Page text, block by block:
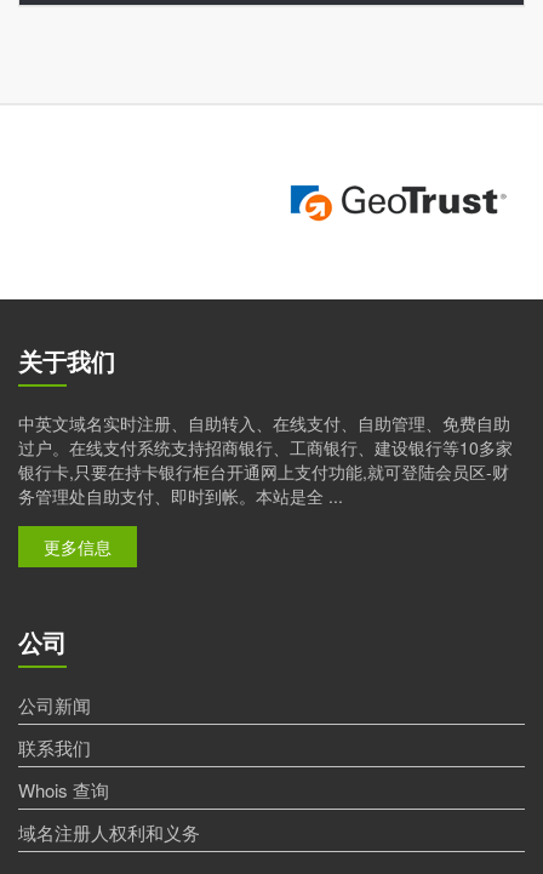
关于我们
中英文域名实时注册、自助转入、在线支付、自助管理、免费自助
过户。在线支付系统支持招商银行、工商银行、建设银行等10多家
银行卡,只要在持卡银行柜台开通网上支付功能,就可登陆会员区-财
务管理处自助支付、即时到帐。本站是全 ...
更多信息
公司
公司新闻
联系我们
Whois 查询
域名注册人权利和义务